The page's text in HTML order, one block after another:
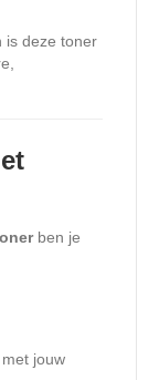
is deze toner
ben je
jouw